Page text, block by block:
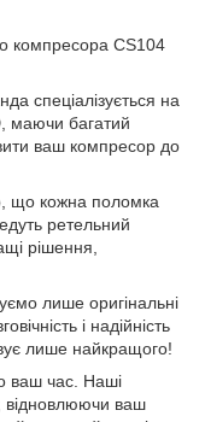
компресора CS104
спеціалізується на
маючи багатий
ваш компресор до
що кожна поломка
ретельний
рішення,
лише оригінальні
і надійність
лише найкращого!
ваш час. Наші
відновлюючи ваш